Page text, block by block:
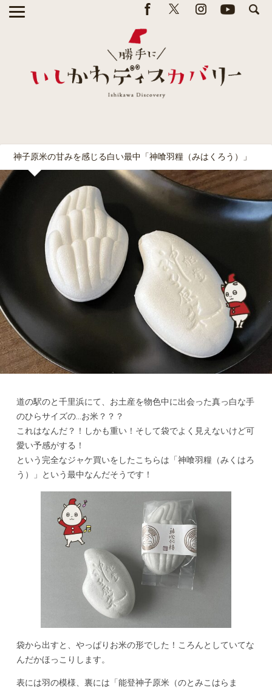
神子原米の甘みを感じる白い最中「神喰羽糧（みはくろう）」
道の駅のと千里浜にて、お土産を物色中に出会った真っ白な手
のひらサイズの…お米？？？
これはなんだ？！しかも重い！そして袋でよく見えないけど可
愛い予感がする！
という完全なジャケ買いをしたこちらは「神喰羽糧（みくはろ
う）」という最中なんだそうです！
袋から出すと、やっぱりお米の形でした！ころんとしていてな
んだかほっこりします。
表には羽の模様、裏には「能登神子原米（のとみこはらま